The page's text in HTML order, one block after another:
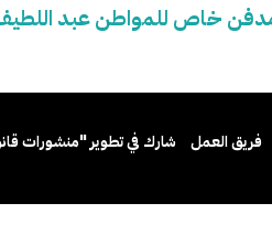
خاص للمواطن عبد اللطيف
فريق العمل شارك في تطوير "منشورات